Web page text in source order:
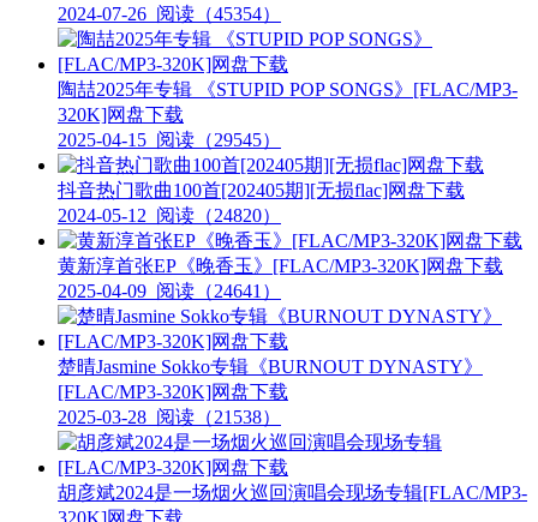
2024-07-26 阅读（45354）
陶喆2025年专辑 《STUPID POP SONGS》[FLAC/MP3-
320K]网盘下载
2025-04-15 阅读（29545）
抖音热门歌曲100首[202405期][无损flac]网盘下载
2024-05-12 阅读（24820）
黄新淳首张EP《晚香玉》[FLAC/MP3-320K]网盘下载
2025-04-09 阅读（24641）
楚晴Jasmine Sokko专辑《BURNOUT DYNASTY》
[FLAC/MP3-320K]网盘下载
2025-03-28 阅读（21538）
胡彦斌2024是一场烟火巡回演唱会现场专辑[FLAC/MP3-
320K]网盘下载